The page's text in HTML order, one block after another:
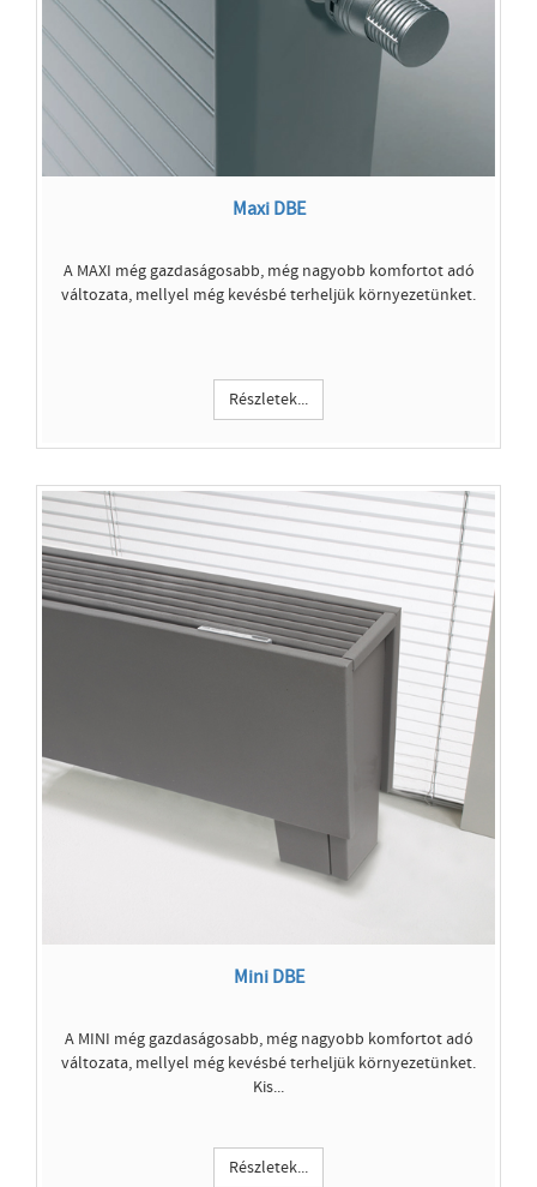
Maxi DBE
A MAXI még gazdaságosabb, még nagyobb komfortot adó
változata, mellyel még kevésbé terheljük környezetünket.
Részletek...
Mini DBE
A MINI még gazdaságosabb, még nagyobb komfortot adó
változata, mellyel még kevésbé terheljük környezetünket.
Kis...
Részletek...